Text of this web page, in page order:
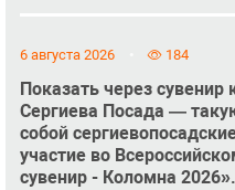
6 августа 2026 184
Показать через сувенир
Сергиева Посада —
собой
участие во
сувенир - Коломна 2026».